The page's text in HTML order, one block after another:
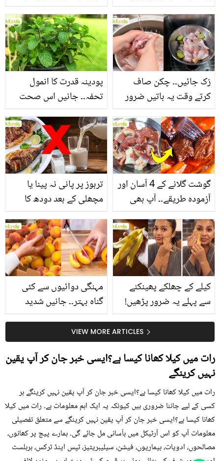
منرلز اور اینٹی آکسیڈنٹس
سے بھرپور اس سبزی کے
فائدے
بنانے کے چند قدرتی طریقے
پودینہ قدرت کا انمول
تحفہ۔۔ جانیں اس صحت
انگیز طبی فوائد
رُک جائیں۔۔ چکن صاف
کرتے وقت یہ باتیں ضرور
تربوز پر پانی نہ پینا یا
مچھلی کے بعد دودھ کا
سے متعلق غلط فہمیوں کی
حقیقت کیا ہے اور افواہ
کیا؟
گوشت گلانے کے 4 آسان اور
آزمودہ طریقے۔۔ آپ بھی
بتائے راز
مہنگی دوائیوں سے کئی
گناہ بہتر۔۔ جانیں شدید
کیوں کھانا چاہیے؟
کیلے کے چھلکے پھینکنے
سے پہلے یہ ضرور پڑھیں!
سستا اور قدرتی حلVIEW MORE ARTICLES
رات میں کیلا کھانا کیسا ہے؟ایسی خبر جان کر آپ یقین
نہیں کرینگے
رات میں کیلا کھانا کیسا ہے؟ایسی خبر جان کر آپ یقین نہیں کرینگے ہر
کسی کے لیے جاننا ضروری ہیں کیونکہ یہ ایک اہم معلومات ہے۔ رات میں کیلا
کھانا کیسا ہے؟ایسی خبر جان کر آپ یقین نہیں کرینگے سے متعلق تفصیلی
معلومات آپ کو اس آرٹیکل میں بآسانی مل جائے گی۔ ہمارے پیج پر کھانوں،
مصالحوں، ادویات، بیماریوں، فیشن، سیلیبریٹیز، ٹپس اینڈ ٹرکس، ہربلسٹ